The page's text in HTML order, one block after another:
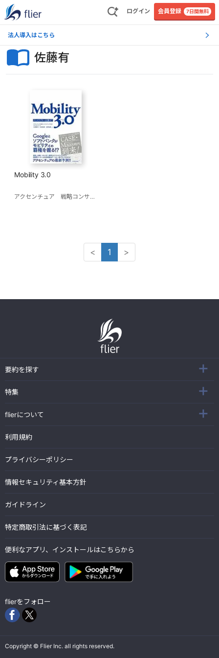
ログイン 会員登録 7日間無料
法人導入はこちら
佐藤有
Mobility 3.0
アクセンチュア 戦略コンサルティング本部 モビリティチーム
< 1 >
要約を探す
特集
flierについて
利用規約
プライバシーポリシー
情報セキュリティ基本方針
ガイドライン
特定商取引法に基づく表記
便利なアプリ、インストールはこちらから
flierをフォロー
Copyright © Flier Inc. all rights reserved.